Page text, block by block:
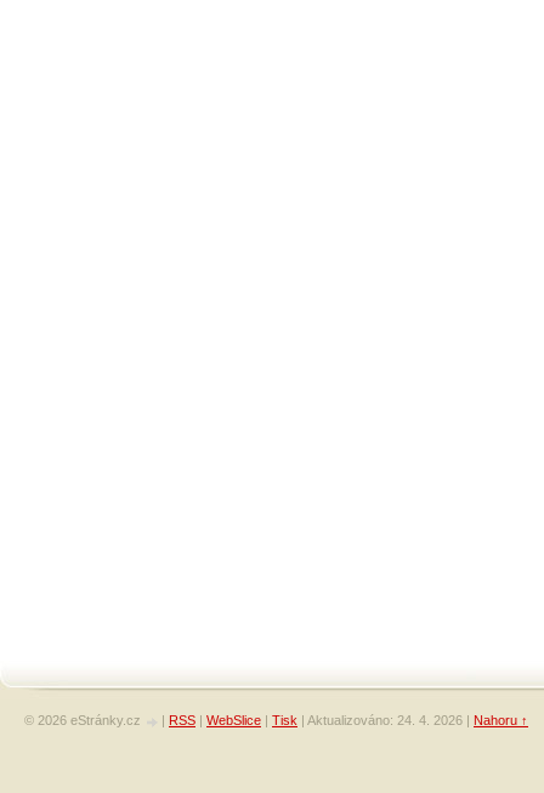
© 2026 eStránky.cz | RSS | WebSlice | Tisk | Aktualizováno: 24. 4. 2026 | Nahoru ↑